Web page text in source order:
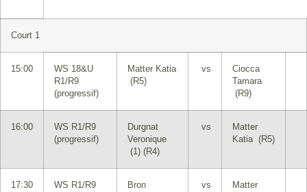
Court 1
15:00
WS 18&U
R1/R9
(progressif)
Matter Katia
(R5)
vs
Ciocca
Tamara
(R9)
16:00
WS R1/R9
(progressif)
Durgnat
Veronique
(1) (R4)
vs
Matter
Katia (R5)
17:30
WS R1/R9
Bron
vs
Matter